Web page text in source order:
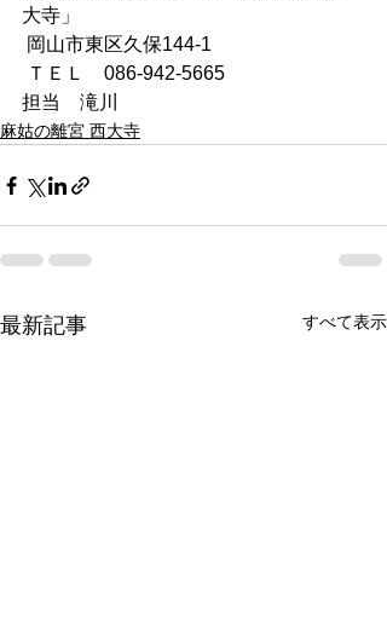
大寺」
岡山市東区久保144-1
ＴＥＬ　086-942-5665
担当　滝川
麻姑の離宮 西大寺
最新記事 すべて表示